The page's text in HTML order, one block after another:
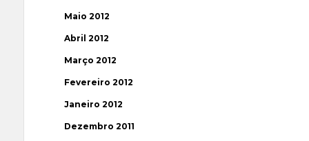
Maio 2012
Abril 2012
Março 2012
Fevereiro 2012
Janeiro 2012
Dezembro 2011